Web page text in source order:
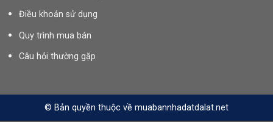
Điều khoản sử dụng
Quy trình mua bán
Câu hỏi thường gặp
© Bản quyền thuộc về muabannhadatdalat.net